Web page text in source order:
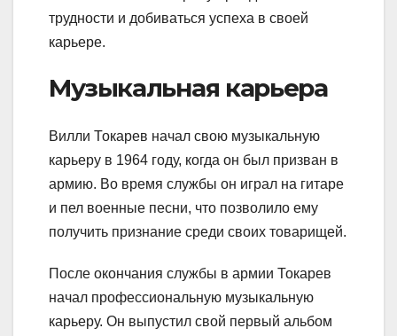
трудности и добиваться успеха в своей
карьере.
Музыкальная карьера
Вилли Токарев начал свою музыкальную
карьеру в 1964 году, когда он был призван в
армию. Во время службы он играл на гитаре
и пел военные песни, что позволило ему
получить признание среди своих товарищей.
После окончания службы в армии Токарев
начал профессиональную музыкальную
карьеру. Он выпустил свой первый альбом